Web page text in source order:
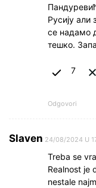
Русију
се надамо
тешко.
7
Odgovori
Slaven 24/08/2024 U
Treba se
Realnost je
nestale